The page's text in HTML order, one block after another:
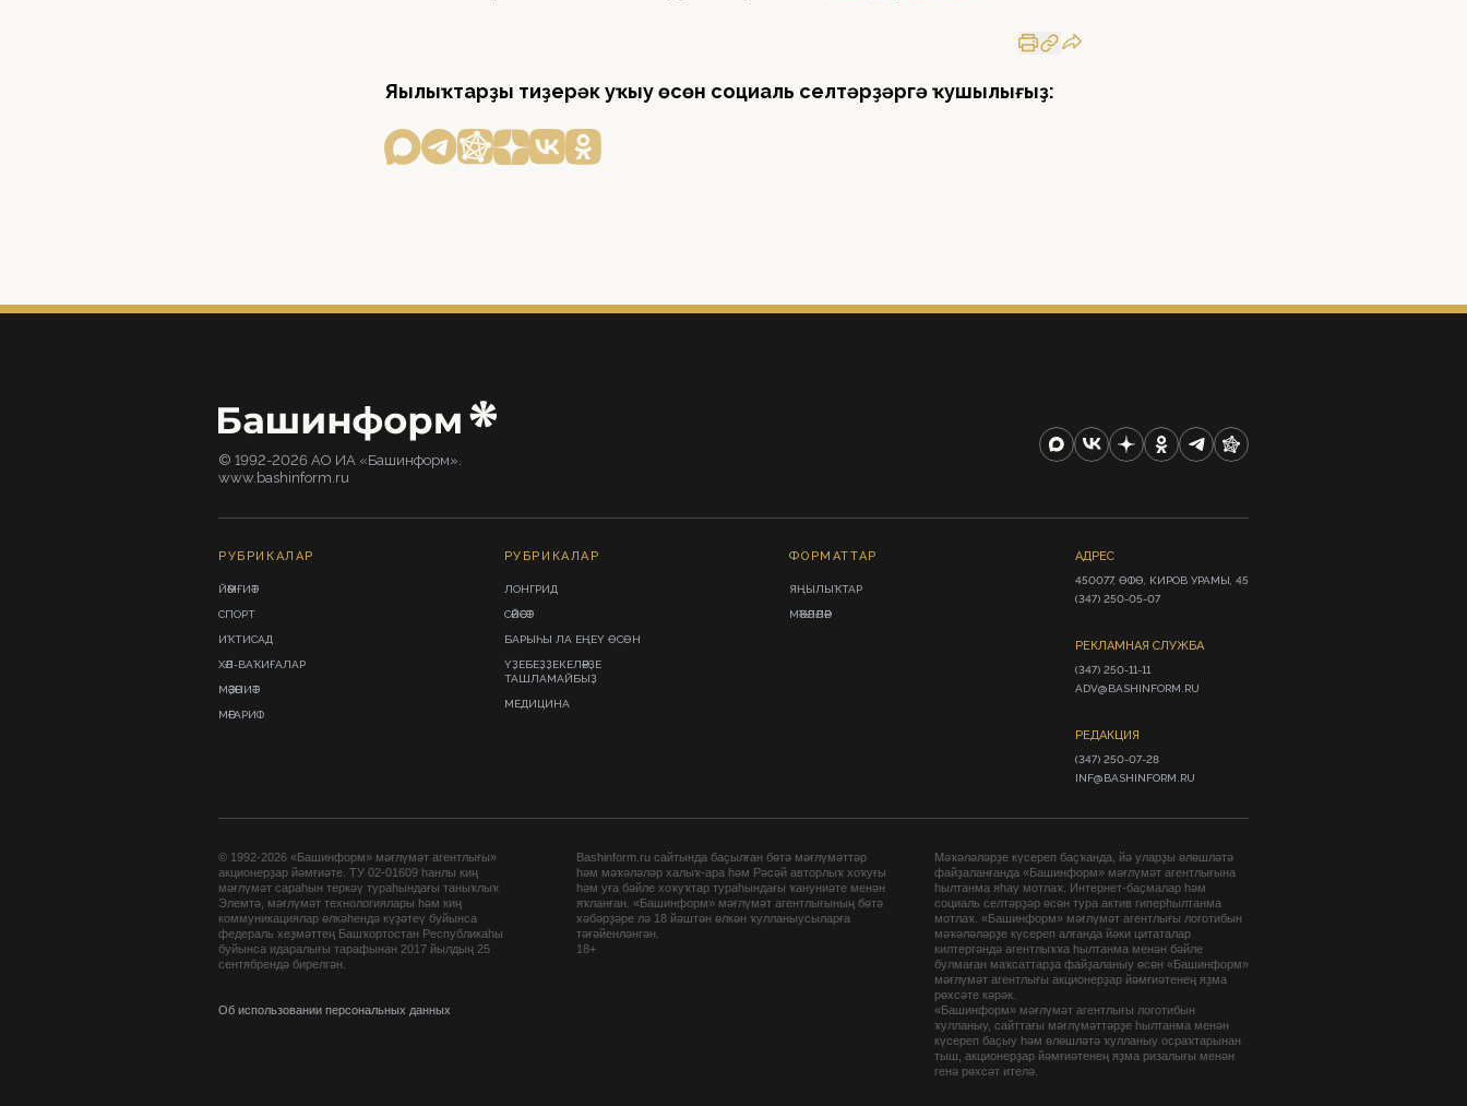
Яңылыҡтарҙы тиҙерәк уҡыу өсөн социаль селтәрҙәргә ҡушылығыҙ:
© 1992-2026 АО ИА «Башинформ».
www.bashinform.ru
РУБРИКАЛАР
ЙӘМҒИӘТ
СПОРТ
ИҠТИСАД
ХӘЛ-ВАҠИҒАЛАР
МӘҘӘНИӘТ
МӘҒАРИФ
РУБРИКАЛАР
ЛОНГРИД
СӘЙӘСӘТ
БАРЫҺЫ ЛА ЕҢЕҮ ӨСӨН
ҮҘЕБЕҘҘЕКЕЛӘРҘЕ
ТАШЛАМАЙБЫҘ
МЕДИЦИНА
ФОРМАТТАР
ЯҢЫЛЫҠТАР
МӘҠӘЛӘЛӘР
АДРЕС
450077, ӨФӨ, КИРОВ УРАМЫ, 45
(347) 250-05-07
РЕКЛАМНАЯ СЛУЖБА
(347) 250-11-11
ADV@BASHINFORM.RU
РЕДАКЦИЯ
(347) 250-07-28
INF@BASHINFORM.RU
© 1992-2026 «Башинформ» мәғлүмәт агентлығы»
акционерҙар йәмғиәте. ТУ 02-01609 һанлы киң
мәғлүмәт сараһын теркәү тураһындағы таныҡлыҡ
Элемтә, мәғлүмәт технологиялары һәм киң
коммуникациялар өлкәһендә күҙәтеү буйынса
федераль хеҙмәттең Башҡортостан Республикаһы
буйынса идаралығы тарафынан 2017 йылдың 25
сентябрендә бирелгән.
Об использовании персональных данных
Bashinform.ru сайтында баҫылған бөтә мәғлүмәттәр
һәм мәҡәләләр халыҡ-ара һәм Рәсәй авторлыҡ хоҡуғы
һәм уға бәйле хоҡуҡтар тураһындағы ҡануниәте менән
яҡланған. «Башинформ» мәғлүмәт агентлығының бөтә
хәбәрҙәре лә 18 йәштән өлкән ҡулланыусыларға
тәғәйенләнгән.
18+
Мәҡәләләрҙе күсереп баҫҡанда, йә уларҙы өлөшләтә
файҙаланғанда «Башинформ» мәғлүмәт агентлығына
һылтанма яһау мотлаҡ. Интернет-баҫмалар һәм
социаль селтәрҙәр өсөн тура актив гиперһылтанма
мотлаҡ. «Башинформ» мәғлүмәт агентлығы логотибын
мәҡәләләрҙе күсереп алғанда йәки цитаталар
килтергәндә агентлыҡҡа һылтанма менән бәйле
булмаған маҡсаттарҙа файҙаланыу өсөн «Башинформ»
мәғлүмәт агентлығы акционерҙар йәмғиәтенең яҙма
рөхсәте кәрәк.
«Башинформ» мәғлүмәт агентлығы логотибын
ҡулланыу, сайттағы мәғлүмәттәрҙе һылтанма менән
күсереп баҫыу һәм өлөшләтә ҡулланыу осраҡтарынан
тыш, акционерҙар йәмғиәтенең яҙма ризалығы менән
генә рөхсәт ителә.